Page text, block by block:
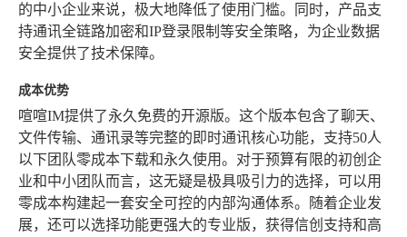
的中小企业来说，极大地降低了使用门槛。同时，产品支
持通讯全链路加密和IP登录限制等安全策略，为企业数据
安全提供了技术保障。
成本优势
喧喧IM提供了永久免费的开源版。这个版本包含了聊天、
文件传输、通讯录等完整的即时通讯核心功能，支持50人
以下团队零成本下载和永久使用。对于预算有限的初创企
业和中小团队而言，这无疑是极具吸引力的选择，可以用
零成本构建起一套安全可控的内部沟通体系。随着企业发
展，还可以选择功能更强大的专业版，获得信创支持和高